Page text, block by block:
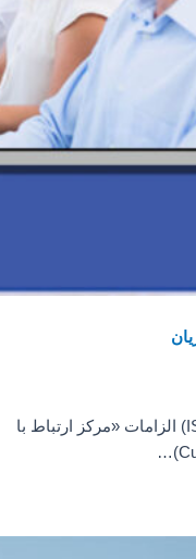
استاندارد ایزو 18295-1 (ISO 18295-1:2017) الزامات «مرکز ارتباط با